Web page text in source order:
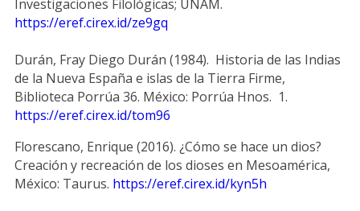
Investigaciones Filológicas; UNAM.
https://eref.cirex.id/ze9gq
Durán, Fray Diego Durán (1984). Historia de las Indias
de la Nueva España e islas de la Tierra Firme,
Biblioteca Porrúa 36. México: Porrúa Hnos. 1.
https://eref.cirex.id/tom96
Florescano, Enrique (2016). ¿Cómo se hace un dios?
Creación y recreación de los dioses en Mesoamérica,
México: Taurus. https://eref.cirex.id/kyn5h